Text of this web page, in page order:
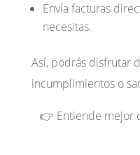
Envía facturas
necesitas.
Así, podrás disfrutar
incumplimientos o
👉 Entiende mejor